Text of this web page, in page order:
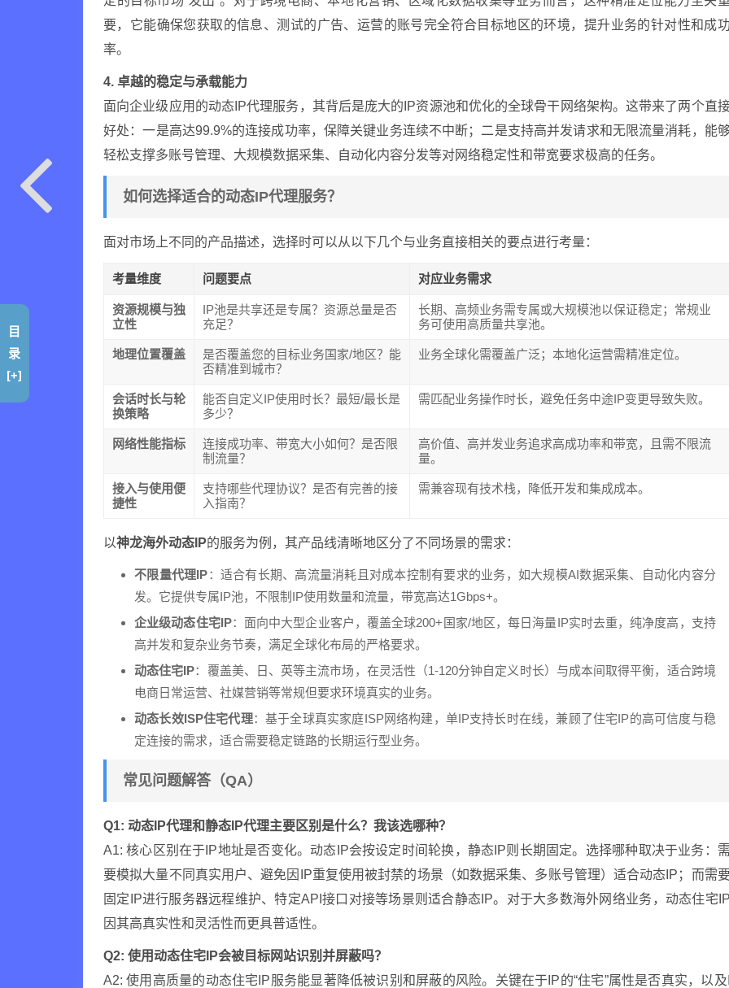
要，它能确保您获取的信息、测试的广告、运营的账号完全符合目标地区的环境，提升业务的针对性和成功
率。
4. 卓越的稳定与承载能力
面向企业级应用的动态IP代理服务，其背后是庞大的IP资源池和优化的全球骨干网络架构。这带来了两个直
好处：一是高达99.9%的连接成功率，保障关键业务连续不中断；二是支持高并发请求和无限流量消耗，能
轻松支撑多账号管理、大规模数据采集、自动化内容分发等对网络稳定性和带宽要求极高的任务。
如何选择适合的动态IP代理服务？
面对市场上不同的产品描述，选择时可以从以下几个与业务直接相关的要点进行考量：
考量维度 问题要点 对应业务需求
资源规模与独
立性
IP池是共享还是专属？资源总量是否
充足？
长期、高频业务需专属或大规模池以保证稳定；常规业
务可使用高质量共享池。
地理位置覆盖
是否覆盖您的目标业务国家/地区？能
否精准到城市？
业务全球化需覆盖广泛；本地化运营需精准定位。
会话时长与轮
换策略
能否自定义IP使用时长？最短/最长是
多少？
需匹配业务操作时长，避免任务中途IP变更导致失败。
网络性能指标
连接成功率、带宽大小如何？是否限
制流量？
高价值、高并发业务追求高成功率和带宽，且需不限流
量。
接入与使用便
捷性
支持哪些代理协议？是否有完善的接
入指南？
需兼容现有技术栈，降低开发和集成成本。
以神龙海外动态IP的服务为例，其产品线清晰地区分了不同场景的需求：
不限量代理IP：适合有长期、高流量消耗且对成本控制有要求的业务，如大规模AI数据采集、自动化内容分
发。它提供专属IP池，不限制IP使用数量和流量，带宽高达1Gbps+。
企业级动态住宅IP：面向中大型企业客户，覆盖全球200+国家/地区，每日海量IP实时去重，纯净度高，支持
高并发和复杂业务节奏，满足全球化布局的严格要求。
动态住宅IP：覆盖美、日、英等主流市场，在灵活性（1-120分钟自定义时长）与成本间取得平衡，适合跨境
电商日常运营、社媒营销等常规但要求环境真实的业务。
动态长效ISP住宅代理：基于全球真实家庭ISP网络构建，单IP支持长时在线，兼顾了住宅IP的高可信度与稳
定连接的需求，适合需要稳定链路的长期运行型业务。
常见问题解答（QA）
Q1: 动态IP代理和静态IP代理主要区别是什么？我该选哪种？
A1: 核心区别在于IP地址是否变化。动态IP会按设定时间轮换，静态IP则长期固定。选择哪种取决于业务：需
要模拟大量不同真实用户、避免因IP重复使用被封禁的场景（如数据采集、多账号管理）适合动态IP；而需
固定IP进行服务器远程维护、特定API接口对接等场景则适合静态IP。对于大多数海外网络业务，动态住宅IP
因其高真实性和灵活性而更具普适性。
Q2: 使用动态住宅IP会被目标网站识别并屏蔽吗？
A2: 使用高质量的动态住宅IP服务能显著降低被识别和屏蔽的风险。关键在于IP的“住宅”属性是否真实，以及I
目
录
[+]